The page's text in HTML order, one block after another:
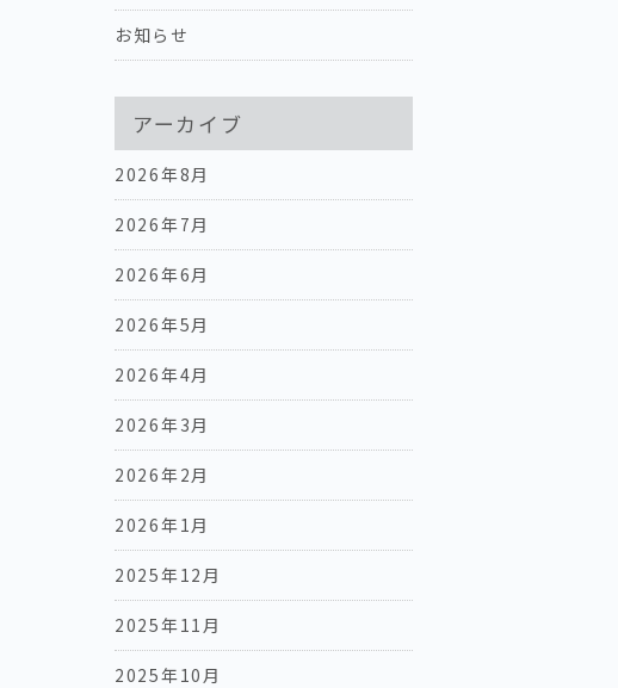
お知らせ
アーカイブ
2026年8月
2026年7月
2026年6月
2026年5月
2026年4月
2026年3月
2026年2月
2026年1月
2025年12月
2025年11月
2025年10月